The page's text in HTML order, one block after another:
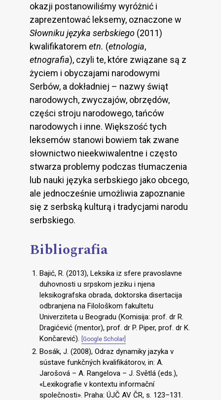
okazji postanowiliśmy wyróżnić i
zaprezentować leksemy, oznaczone w
Słowniku języka serbskiego (2011)
kwalifikatorem etn. (etnologia,
etnografia), czyli te, które związane są z
życiem i obyczajami narodowymi
Serbów, a dokładniej – nazwy świąt
narodowych, zwyczajów, obrzędów,
części stroju narodowego, tańców
narodowych i inne. Większość tych
leksemów stanowi bowiem tak zwane
słownictwo nieekwiwalentne i często
stwarza problemy podczas tłumaczenia
lub nauki języka serbskiego jako obcego,
ale jednocześnie umożliwia zapoznanie
się z serbską kulturą i tradycjami narodu
serbskiego.
Bibliografia
Bajić, R. (2013), Leksika iz sfere pravoslavne
duhovnosti u srpskom jeziku i njena
leksikografska obrada, doktorska disertacija
odbranjena na Filološkom fakultetu
Univerziteta u Beogradu (Komisija: prof. dr R.
Dragićević (mentor), prof. dr P. Piper, prof. dr K.
Končarević).
[Google Scholar]
Bosák, Ј. (2008), Odraz dynamiky jazyka v
sústave funkčných kvalifikátorov, in: A.
Jarošová – A. Rangelova – J. Světlá (eds.),
«Lexikografie v kontextu informační
společnosti». Praha: ÚJČ AV ČR, s. 123–131.